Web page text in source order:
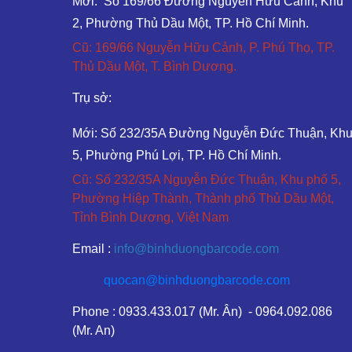
2, Phường Thủ Dầu Một, TP. Hồ Chí Minh.
Cũ: 169/66 Nguyễn Hữu Cảnh, P. Phú Thọ, TP.
Thủ Dầu Một, T. Bình Dương.
Trụ sở:
Mới: Số 232/35A Đường Nguyễn Đức Thuận, Khu
5, Phường Phú Lợi, TP. Hồ Chí Minh.
Cũ: Số 232/35A Nguyễn Đức Thuận, Khu phố 5,
Phường Hiệp Thành, Thành phố Thủ Dầu Một,
Tỉnh Bình Dương, Việt Nam
Email : info@binhduongbarcode.com
quocan@binhduongbarcode.com
Phone : 0933.433.017 (Mr. Ân) - 0964.092.086
(Mr. An)